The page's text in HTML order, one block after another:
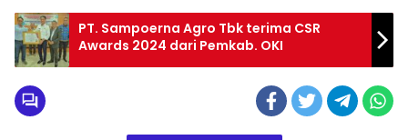
PT. Sampoerna Agro Tbk terima CSR
Awards 2024 dari Pemkab. OKI